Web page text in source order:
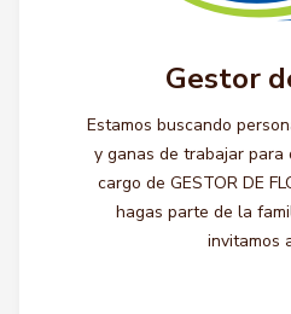
Gestor
Estamos buscando
y ganas de trabajar para
cargo de GESTOR DE
hagas parte de la
invitamos